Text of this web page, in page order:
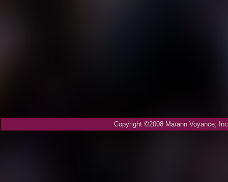
Copyright ©2008 Maïann Voyance,